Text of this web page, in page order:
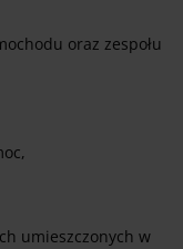
oraz zespołu
umieszczonych w